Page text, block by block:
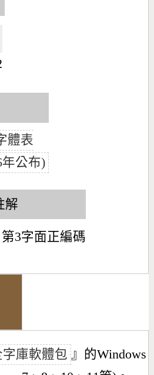
體表
年公布)
解
第3字面正編碼
字庫軟體包 』的Windows